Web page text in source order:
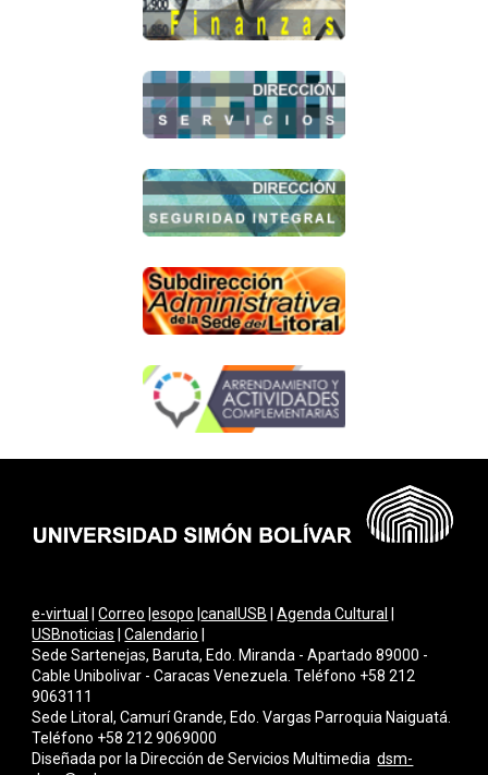
e-virtual |Correo |esopo |canalUSB |Agenda Cultural
USBnoticias |Calendario
Sede Sartenejas, Baruta, Edo. Miranda - Apartado 89000 -
Cable Unibolivar - Caracas Venezuela. Teléfono +58 212
9063111
Sede Litoral, Camurí Grande, Edo. Vargas Parroquia Naiguatá.
Teléfono +58 212 9069000
Diseñada por la Dirección de Servicios Multimediadsm-